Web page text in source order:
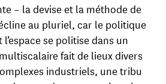
– la devise et la méthode de
au pluriel, car le politique
se politise dans un
fait de lieux divers
industriels, une tribu